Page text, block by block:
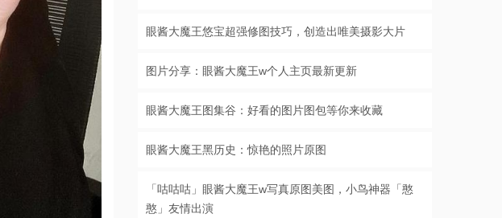
眼酱大魔王悠宝超强修图技巧，创造出唯美摄影大片
图片分享：眼酱大魔王w个人主页最新更新
眼酱大魔王图集谷：好看的图片图包等你来收藏
眼酱大魔王黑历史：惊艳的照片原图
「咕咕咕」眼酱大魔王w写真原图美图，小鸟神器「憨
憨」友情出演